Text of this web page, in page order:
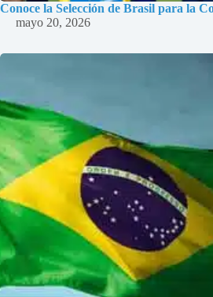
Conoce la Selección de Brasil para la
mayo 20, 2026